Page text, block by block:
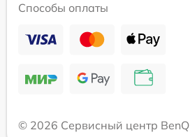
Способы оплаты
© 2026 Сервисный центр BenQ